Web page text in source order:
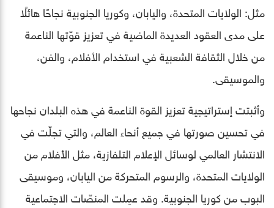
مثل: الولايات المتحدة، واليابان، وكوريا الجنوبية نجاحًا هائلًا
على مدى العقود العديدة الماضية في تعزيز قوّتها الناعمة
من خلال الثقافة الشعبية في استخدام الأفلام، والفن،
والموسيقى.
وأثبتت إستراتيجية تعزيز القوة الناعمة في هذه البلدان نجاحها
في تحسين صورتها في جميع أنحاء العالم، والتي تجلّت في
الانتشار العالمي لوسائل الإعلام التلفازية، مثل الأفلام من
الولايات المتحدة، والرسوم المتحركة من اليابان، وموسيقى
البوب من كوريا الجنوبية. وقد عمِلت المنصّات الاجتماعية